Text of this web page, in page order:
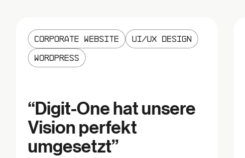
Corporate Website UI/UX Design
Wordpress
“Digit-One hat unsere
Vision perfekt
umgesetzt”